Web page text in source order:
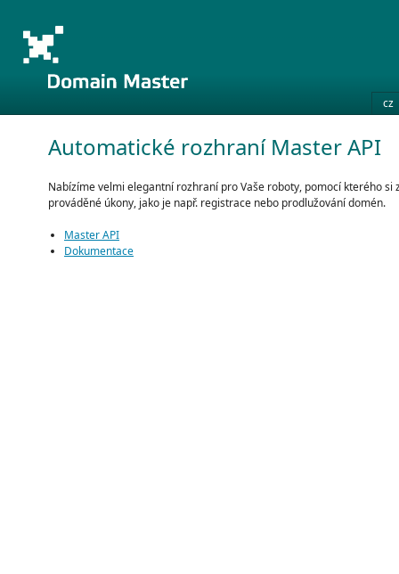
cz
Automatické rozhraní Master API
Nabízíme velmi elegantní rozhraní pro Vaše roboty, pomocí kterého si
prováděné úkony, jako je např. registrace nebo prodlužování domén.
Master API
Dokumentace